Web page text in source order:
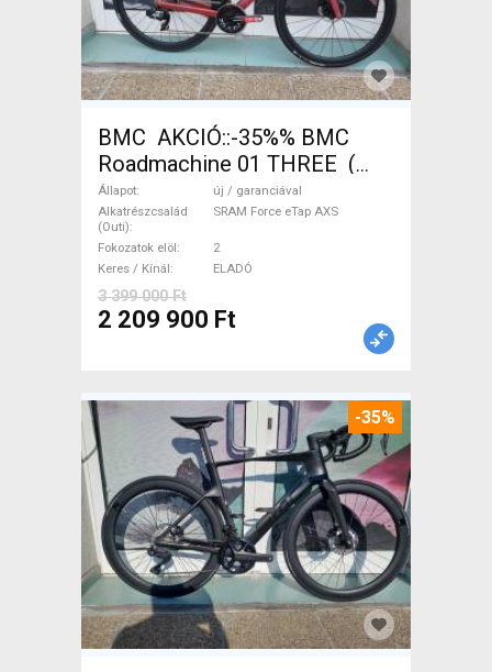
BMC AKCIÓ::-35%% BMC
Roadmachine 01 THREE (
54) Országúti SRAM Force
eTap AXS tárcsafék új /
garanciával ELADÓ
Állapot
új / garanciával
Alkatrészcsalád
(Outi)
SRAM Force eTap AXS
Fokozatok elöl
2
Keres / Kínál
ELADÓ
3 399 000 Ft
2 209 900 Ft
-35%